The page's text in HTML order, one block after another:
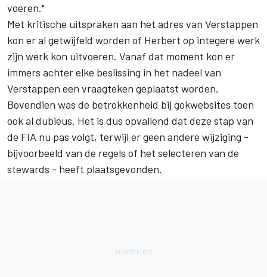
voeren."
Met kritische uitspraken aan het adres van Verstappen
kon er al getwijfeld worden of Herbert op integere werk
zijn werk kon uitvoeren. Vanaf dat moment kon er
immers achter elke beslissing in het nadeel van
Verstappen een vraagteken geplaatst worden.
Bovendien was de betrokkenheid bij gokwebsites toen
ook al dubieus. Het is dus opvallend dat deze stap van
de FIA nu pas volgt, terwijl er geen andere wijziging -
bijvoorbeeld van de regels of het selecteren van de
stewards - heeft plaatsgevonden.